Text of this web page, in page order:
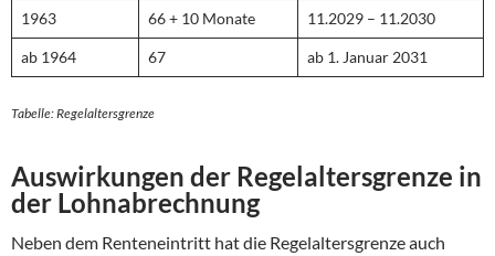
1963 66 + 10 Monate 11.2029 – 11.2030
ab 1964 67 ab 1. Januar 2031
Tabelle: Regelaltersgrenze
Auswirkungen der Regelaltersgrenze in
der Lohnabrechnung
Neben dem Renteneintritt hat die Regelaltersgrenze auch